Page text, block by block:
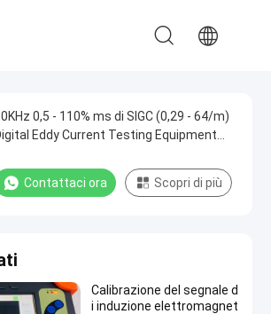
0,5 - 110% ms di SIGC (0,29 - 64/m)
Eddy Current Testing Equipment
Contattaci ora Scopri di più
Calibrazione del segnale d
i induzione elettromagnet